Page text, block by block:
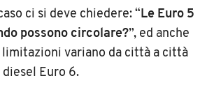
ci si deve chiedere: “Le Euro 5
possono circolare?”, ed anche
variano da città a città
Euro 6.